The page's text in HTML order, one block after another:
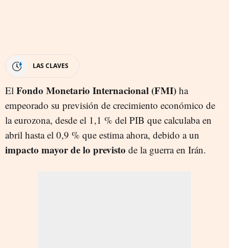
LAS CLAVES
El Fondo Monetario Internacional (FMI) ha
empeorado su previsión de crecimiento económico de
la eurozona, desde el 1,1 % del PIB que calculaba en
abril hasta el 0,9 % que estima ahora, debido a un
impacto mayor de lo previsto de la guerra en Irán.